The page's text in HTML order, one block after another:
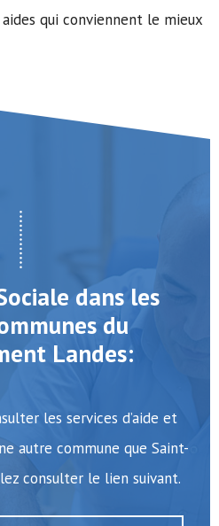
qui conviennent le mieux
dans les
du
Landes:
les services d’aide et
autre commune que Saint-
consulter le lien suivant.